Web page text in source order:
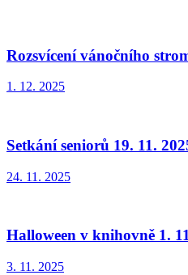
Rozsvícení vánočního
1. 12. 2025
Setkání seniorů 19. 11.
24. 11. 2025
Halloween v knihovně 1.
3. 11. 2025